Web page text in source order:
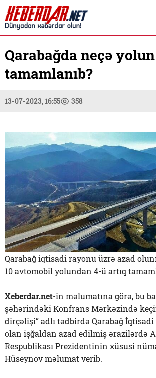
Qarabağda neçə
tamamlanıb?
13-07-2023, 16:55 358
Qarabağ iqtisadi rayonu üzrə azad
10 avtomobil yolundan 4-ü artıq
Xeberdar.net-in məlumatına görə, bu
şəhərindəki Konfrans Mərkəzində
dirçəlişi” adlı tədbirdə Qarabağ
olan işğaldan azad edilmiş ərazilərdə
Respublikası Prezidentinin xüsusi
Hüseynov məlumat verib.